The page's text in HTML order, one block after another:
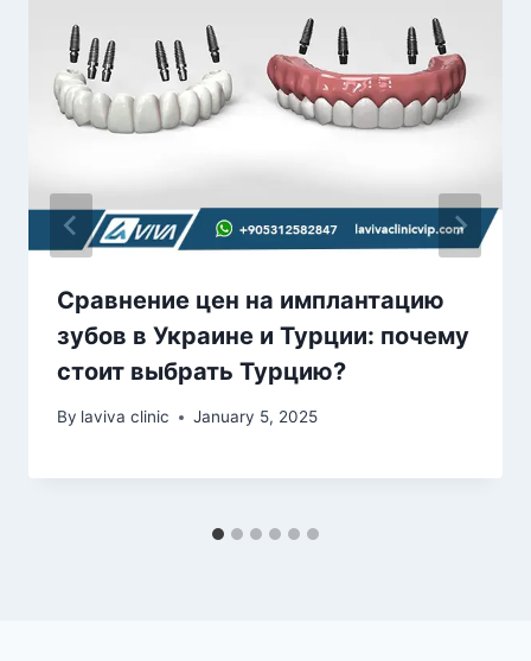
Сравнение цен на имплантацию
зубов в Украине и Турции: почему
стоит выбрать Турцию?
By laviva clinic January 5, 2025